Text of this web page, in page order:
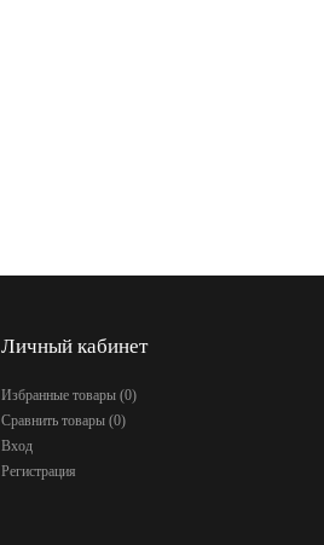
Личный кабинет
Избранные товары (0)
Сравнить товары (0)
Вход
Регистрация